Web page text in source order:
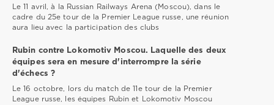
Le 11 avril, à la Russian Railways Arena (Moscou), dans le
cadre du 25e tour de la Premier League russe, une réunion
aura lieu avec la participation des clubs
Rubin contre Lokomotiv Moscou. Laquelle des deux
équipes sera en mesure d'interrompre la série
d'échecs ?
Le 16 octobre, lors du match de 11e tour de la Premier
League russe, les équipes Rubin et Lokomotiv Moscou